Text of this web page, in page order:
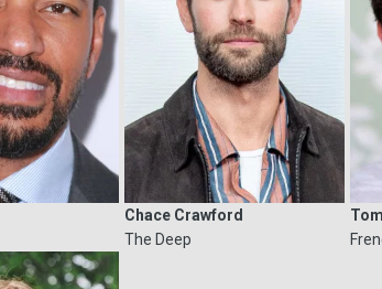
Chace Crawford
The Deep